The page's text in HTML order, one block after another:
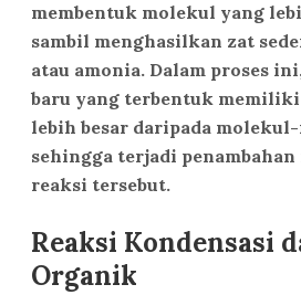
membentuk molekul yang
sambil menghasilkan zat
atau amonia. Dalam proses
baru yang terbentuk
lebih besar daripada
sehingga terjadi penambahan
reaksi tersebut.
Reaksi Kondensasi
Organik